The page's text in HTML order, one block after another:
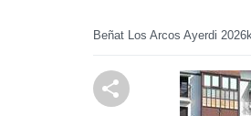
Beñat Los Arcos Ayerdi